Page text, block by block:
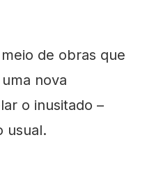
de obras que
nova
o inusitado –
usual.